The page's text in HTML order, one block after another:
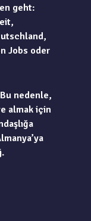
geht:
Jobs oder
nedenle,
almak için